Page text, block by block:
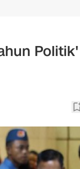
Politik'